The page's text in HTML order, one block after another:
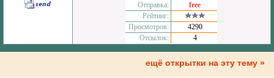
Отправка:
free
Рейтинг:
Просмотров:
4290
Отсылок:
4
ещё открытки на эту тему »